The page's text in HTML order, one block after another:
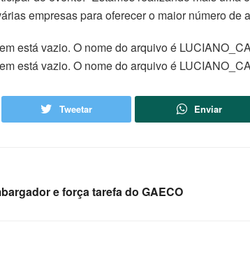
empresas para oferecer o maior número de
Tweetar Enviar
e força tarefa do GAECO